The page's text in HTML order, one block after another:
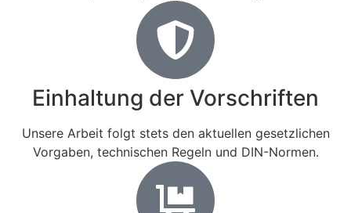
Einhaltung der Vorschriften
Unsere Arbeit folgt stets den aktuellen gesetzlichen
Vorgaben, technischen Regeln und DIN-Normen.